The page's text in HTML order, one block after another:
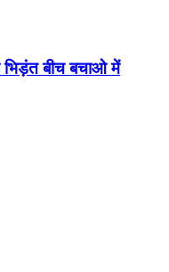
भिड़ंत बीच बचाओ में